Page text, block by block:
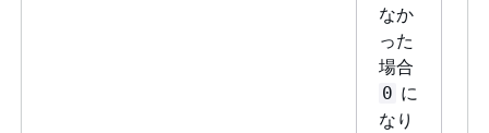
なか
った
場合
0 に
なり